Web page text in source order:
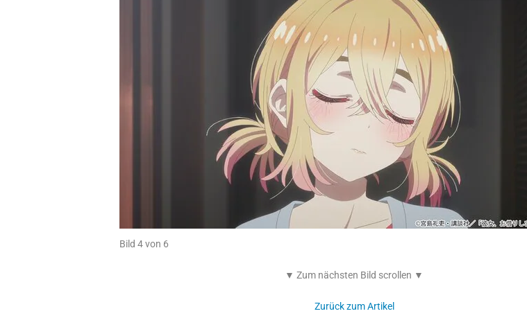
Bild 4 von 6
▼ Zum nächsten Bild scrollen ▼
Zurück zum Artikel